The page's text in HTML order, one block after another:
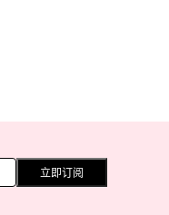
立即订阅